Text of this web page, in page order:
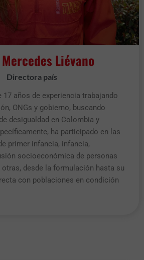
Liévano
Directora país
17 años de experiencia trabajando
ONGs y gobierno, buscando
desigualdad en Colombia y
ha participado en las
primer infancia, infancia,
socioeconómica de personas
otras, desde la formulación hasta su
con poblaciones en condición